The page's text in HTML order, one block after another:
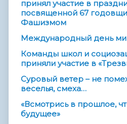
принял участие в
посвященной 67
Фашизмом
Междунаро­­дный день
Команды школ и
приняли участие в
Суровый ветер – не
веселья, смеха…
«Всмотрись в прошлое,
будущее»